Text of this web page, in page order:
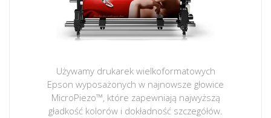
Używamy drukarek wielkoformatowych
Epson wyposażonych w najnowsze głowice
MicroPiezo™, które zapewniają najwyższą
gładkość kolorów i dokładność szczegółów.